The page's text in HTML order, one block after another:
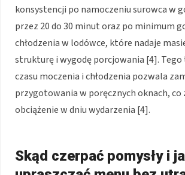
konsystencji po namoczeniu surowca w
przez 20 do 30 minut oraz po minimum
chłodzenia w lodówce, które nadaje
strukturę i wygodę porcjowania [4].
czasu moczenia i chłodzenia pozwala
przygotowania w poręcznych oknach, co
obciążenie w dniu wydarzenia [4].
Skąd czerpać pomysły i